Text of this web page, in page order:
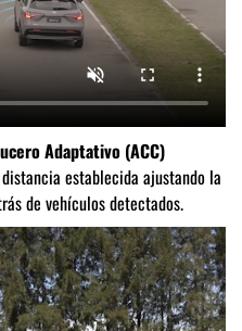
Adaptativo (ACC)
establecida ajustando la
de vehículos detectados.